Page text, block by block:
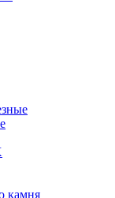
камня